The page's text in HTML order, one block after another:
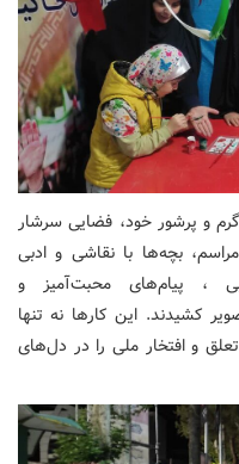
و پرشور خود، فضایی سرشار
بچه‌ها با نقاشی و ادبی
، پیام‌های محبت‌آمیز و
کشیدند. این کارها نه تنها
و افتخار ملی را در دل‌های